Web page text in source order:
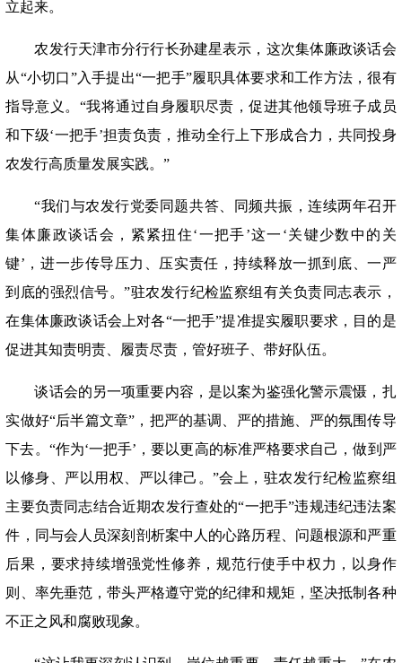
立起来。
农发行天津市分行行长孙建星表示，这次集体廉政谈话会
从“小切口”入手提出“一把手”履职具体要求和工作方法，很有
指导意义。“我将通过自身履职尽责，促进其他领导班子成员
和下级‘一把手’担责负责，推动全行上下形成合力，共同投身
农发行高质量发展实践。”
“我们与农发行党委同题共答、同频共振，连续两年召开
集体廉政谈话会，紧紧扭住‘一把手’这一‘关键少数中的关
键’，进一步传导压力、压实责任，持续释放一抓到底、一严
到底的强烈信号。”驻农发行纪检监察组有关负责同志表示，
在集体廉政谈话会上对各“一把手”提准提实履职要求，目的是
促进其知责明责、履责尽责，管好班子、带好队伍。
谈话会的另一项重要内容，是以案为鉴强化警示震慑，扎
实做好“后半篇文章”，把严的基调、严的措施、严的氛围传导
下去。“作为‘一把手’，要以更高的标准严格要求自己，做到严
以修身、严以用权、严以律己。”会上，驻农发行纪检监察组
主要负责同志结合近期农发行查处的“一把手”违规违纪违法案
件，同与会人员深刻剖析案中人的心路历程、问题根源和严重
后果，要求持续增强党性修养，规范行使手中权力，以身作
则、率先垂范，带头严格遵守党的纪律和规矩，坚决抵制各种
不正之风和腐败现象。